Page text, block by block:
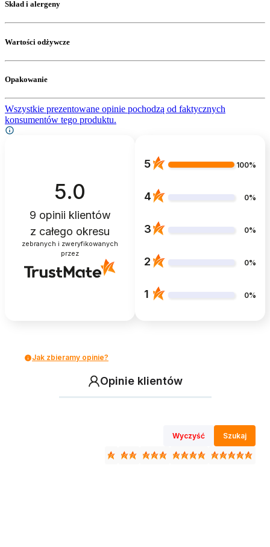
Skład i alergeny
Wartości odżywcze
Opakowanie
Wszystkie prezentowane opinie pochodzą od faktycznych
konsumentów tego produktu.
5.0
9 opinii klientów
z całego okresu
zebranych i zweryfikowanych
przez
5 100%
4 0%
3 0%
2 0%
1 0%
Jak zbieramy opinie?
Opinie klientów
Wyczyść Szukaj